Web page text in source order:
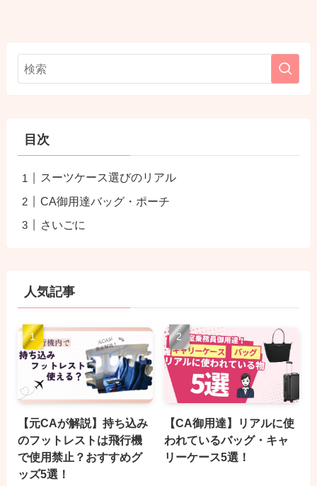
目次
スーツケース選びのリアル
CA御用達バッグ・ポーチ
さいごに
人気記事
【元CAが解説】持ち込み
のフットレストは飛行機
で使用禁止？おすすめグ
ッズ5選！
【CA御用達】リアルに使
われているバッグ・キャ
リーケース5選！